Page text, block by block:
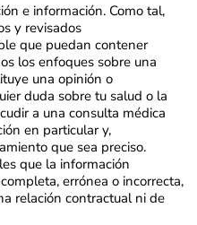
e información. Como tal,
y revisados
que puedan contener
los enfoques sobre una
una opinión o
duda sobre tu salud o la
a una consulta médica
en particular y,
que sea preciso.
que la información
errónea o incorrecta,
relación contractual ni de